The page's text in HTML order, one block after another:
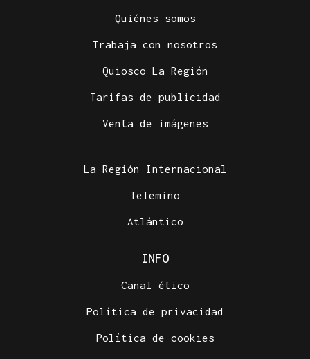
Quiénes somos
Trabaja con nosotros
Quiosco La Región
Tarifas de publicidad
Venta de imágenes
La Región Internacional
Telemiño
Atlántico
INFO
Canal ético
Política de privacidad
Política de cookies